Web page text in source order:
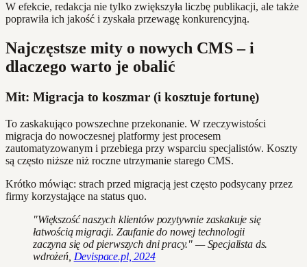
W efekcie, redakcja nie tylko zwiększyła liczbę publikacji, ale także
poprawiła ich jakość i zyskała przewagę konkurencyjną.
Najczęstsze mity o nowych CMS – i
dlaczego warto je obalić
Mit: Migracja to koszmar (i kosztuje fortunę)
To zaskakująco powszechne przekonanie. W rzeczywistości
migracja do nowoczesnej platformy jest procesem
zautomatyzowanym i przebiega przy wsparciu specjalistów. Koszty
są często niższe niż roczne utrzymanie starego CMS.
Krótko mówiąc: strach przed migracją jest często podsycany przez
firmy korzystające na status quo.
"Większość naszych klientów pozytywnie zaskakuje się
łatwością migracji. Zaufanie do nowej technologii
zaczyna się od pierwszych dni pracy." — Specjalista ds.
wdrożeń, Devispace.pl, 2024